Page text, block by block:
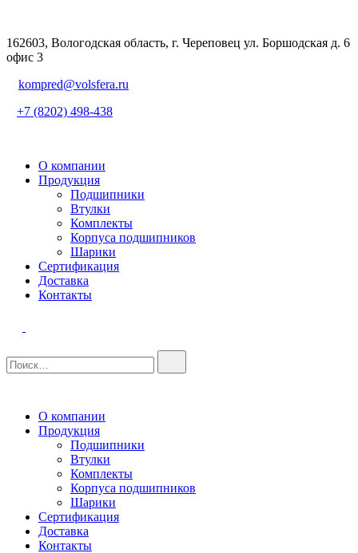
162603, Вологодская область, г. Череповец ул. Боршодская д. 6
офис 3
kompred@volsfera.ru
+7 (8202) 498-438
О компании
Продукция
Подшипники
Втулки
Комплекты
Корпуса подшипников
Шарики
Сертификация
Доставка
Контакты
О компании
Продукция
Подшипники
Втулки
Комплекты
Корпуса подшипников
Шарики
Сертификация
Доставка
Контакты